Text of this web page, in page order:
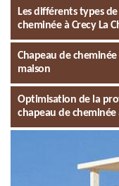
Les différents types
cheminée à Crecy La
Chapeau de
maison
Optimisation de la
chapeau de cheminée